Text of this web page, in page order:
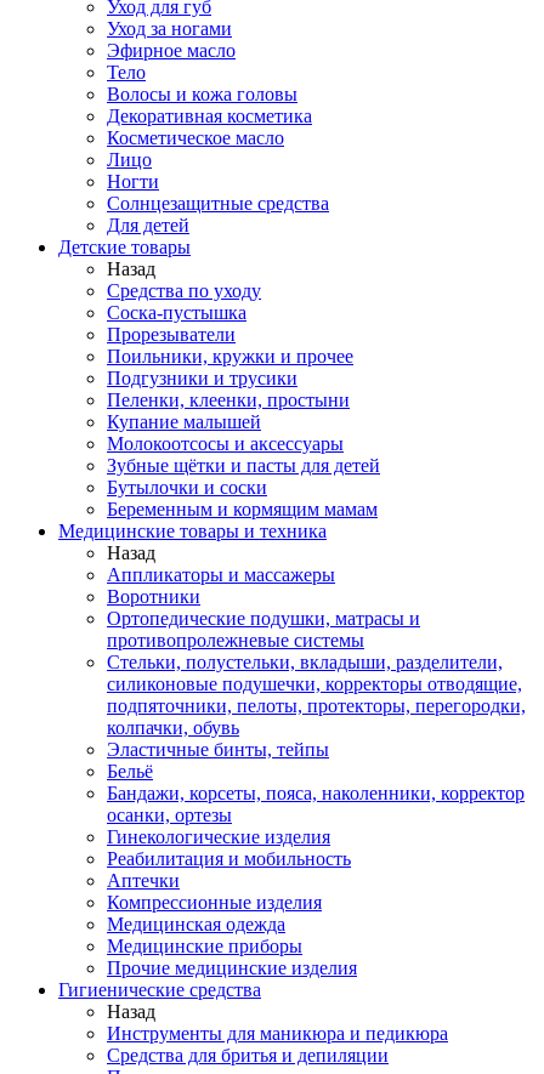
Уход для губ
Уход за ногами
Эфирное масло
Тело
Волосы и кожа головы
Декоративная косметика
Косметическое масло
Лицо
Ногти
Солнцезащитные средства
Для детей
Детские товары
Назад
Средства по уходу
Соска-пустышка
Прорезыватели
Поильники, кружки и прочее
Подгузники и трусики
Пеленки, клеенки, простыни
Купание малышей
Молокоотсосы и аксессуары
Зубные щётки и пасты для детей
Бутылочки и соски
Беременным и кормящим мамам
Медицинские товары и техника
Назад
Аппликаторы и массажеры
Воротники
Ортопедические подушки, матрасы и
противопролежневые системы
Стельки, полустельки, вкладыши, разделители,
силиконовые подушечки, корректоры отводящие,
подпяточники, пелоты, протекторы, перегородки,
колпачки, обувь
Эластичные бинты, тейпы
Бельё
Бандажи, корсеты, пояса, наколенники, корректор
осанки, ортезы
Гинекологические изделия
Реабилитация и мобильность
Аптечки
Компрессионные изделия
Медицинская одежда
Медицинские приборы
Прочие медицинские изделия
Гигиенические средства
Назад
Инструменты для маникюра и педикюра
Средства для бритья и депиляции